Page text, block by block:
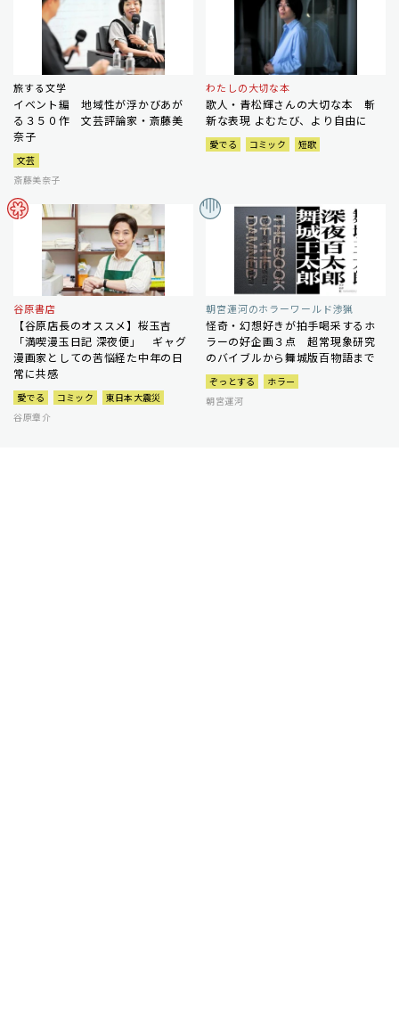
旅する文学
イベント編 地域性が浮かびあが
る３５０作 文芸評論家・斎藤美
奈子
文芸
斎藤美奈子
わたしの大切な本
歌人・青松輝さんの大切な本 斬
新な表現 よむたび、より自由に
愛でる コミック 短歌
谷原書店
【谷原店長のオススメ】桜玉吉
「満喫漫玉日記 深夜便」 ギャグ
漫画家としての苦悩経た中年の日
常に共感
愛でる コミック
東日本大震災
谷原章介
朝宮運河のホラーワールド渉猟
怪奇・幻想好きが拍手喝采するホ
ラーの好企画３点 超常現象研究
のバイブルから舞城版百物語まで
ぞっとする
ホラー
朝宮運河